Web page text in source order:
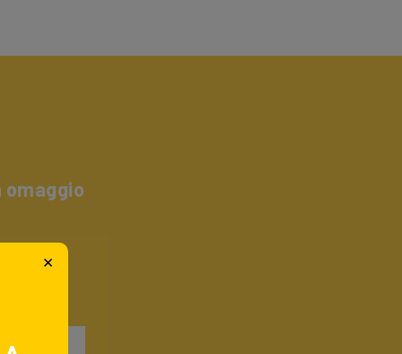
omaggio
×